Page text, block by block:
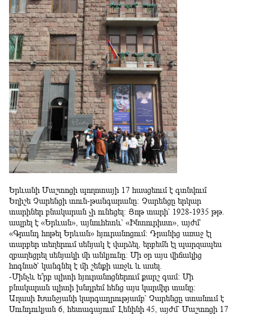
Երևանի Մաշտոցի պողոտայի 17 հասցեում է գտնվում
Եղիշե Չարենցի տուն-թանգարանը: Չարենցը երկար
տարիներ բնակարան չի ունեցել: Յոթ տարի՝ 1928-1935 թթ.
ապրել է «Երևան», այնուհետև՝ «Ինտուրիստ», այժմ՝
«Գրանդ հոթել Երևան» հյուրանոցում: Դրանից առաջ էլ
տարբեր տեղերում սենյակ է վարձել, երբեմն էլ պարզապես
զբաղեցրել սենյակի մի անկյունը: Մի օր այս վիճակից
հոգնած՝ կանգնել է մի շենքի առջև և ասել.
-Մինչև ե՞րբ պիտի հյուրանոցներում քարշ գամ: Մի
բնակարան պիտի խնդրեմ հենց այս կարմիր տանը:
Աղասի Խանջյանի կարգադրությամբ՝ Չարենցը ստանում է
Սունդուկյան 6, հետագայում՝ Լենինի 45, այժմ՝ Մաշտոցի 17